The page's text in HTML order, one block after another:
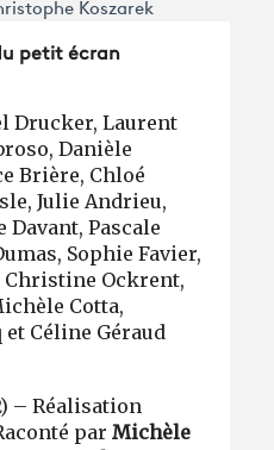
Koszarek
petit écran
Drucker, Laurent
Danièle
Brière, Chloé
Julie Andrieu,
Pascale
Sophie Favier,
Ockrent,
Cotta,
Céline Géraud
– Réalisation
parMichèle